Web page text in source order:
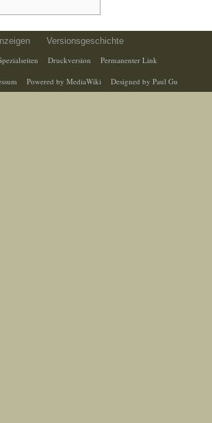
Versionsgeschichte
Druckversion Permanenter Link
Powered by MediaWiki Designed by Paul Gu